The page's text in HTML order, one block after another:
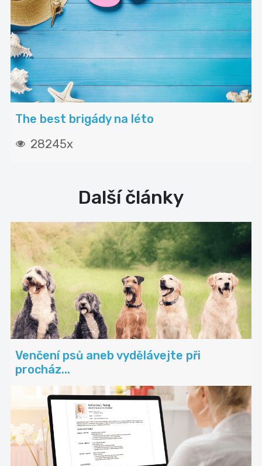
The best brigády na léto
28245x
Další články
Venčení psů aneb vydělávejte při
procház...